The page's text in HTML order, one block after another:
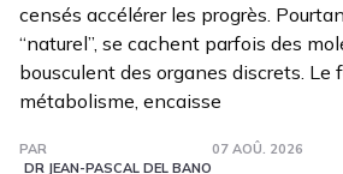
censés accélérer les progrès.
“naturel”, se cachent parfois des
bousculent des organes discrets. Le
métabolisme, encaisse
PAR
DR JEAN-PASCAL DEL BANO
07 AOÛ. 2026